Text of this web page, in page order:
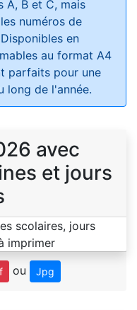
A, B et C, mais
numéros de
en
au format A4
parfaits pour une
long de l'année.
avec
et jours
ou Jpg